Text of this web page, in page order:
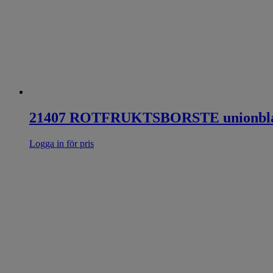
21407 ROTFRUKTSBORSTE
Logga in för pris